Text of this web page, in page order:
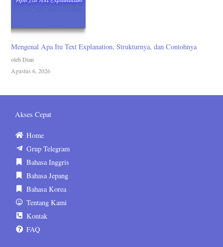
Mengenal Apa Itu Text Explanation, Strukturnya, dan Contohnya
oleh Dian
Agustus 6, 2026
Akses Cepat
Home
Grup Telegram
Bahasa Inggris
Bahasa Jepang
Bahasa Korea
Tentang Kami
Kontak
FAQ